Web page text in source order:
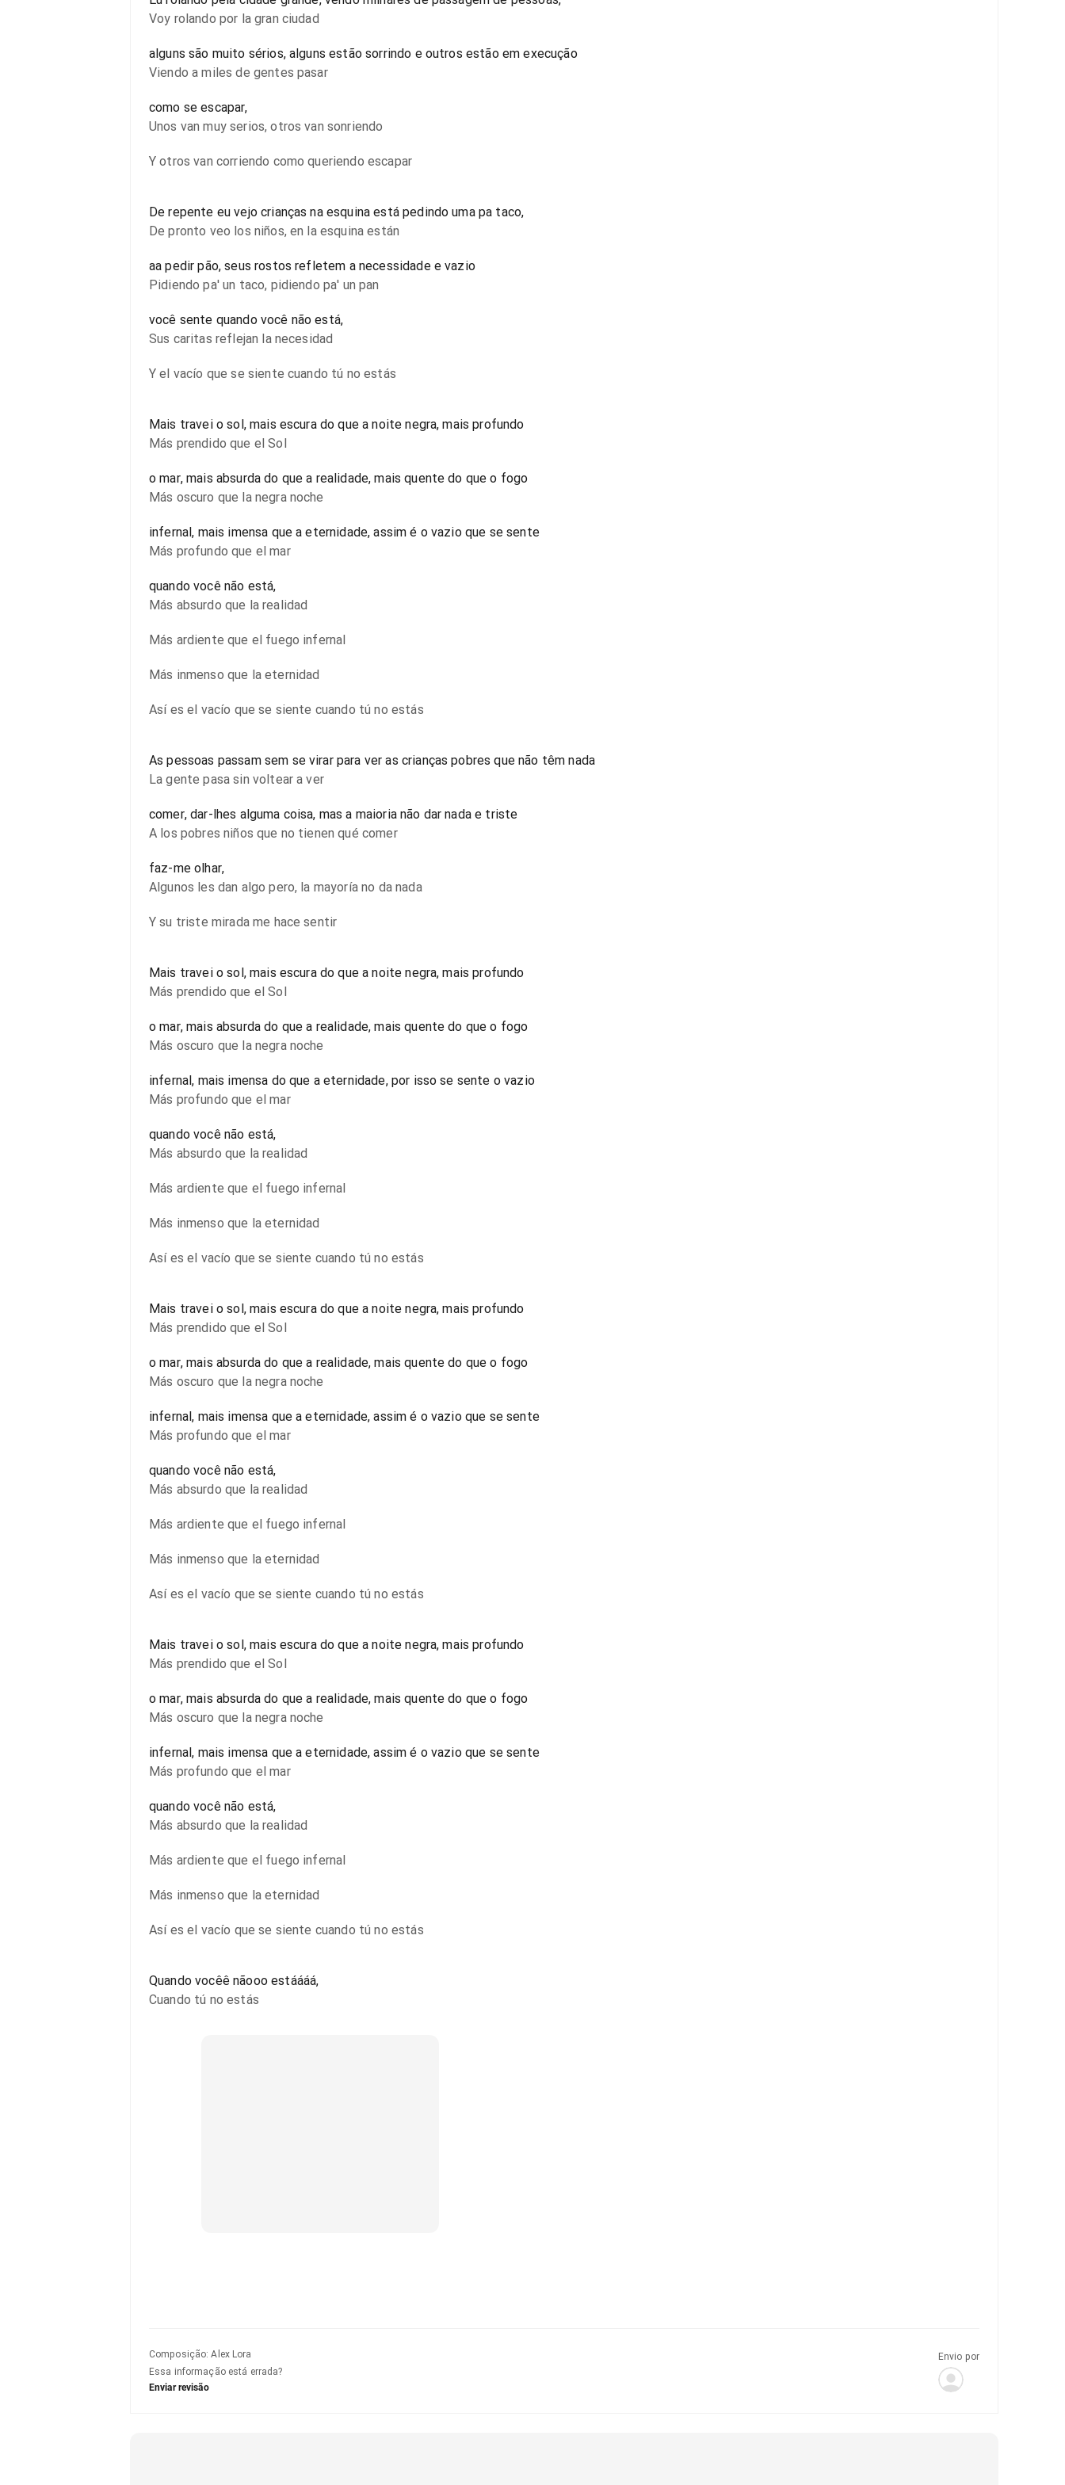
Voy rolando por la gran ciudad
alguns são muito sérios, alguns estão sorrindo e outros estão em execução
Viendo a miles de gentes pasar
como se escapar,
Unos van muy serios, otros van sonriendo
Y otros van corriendo como queriendo escapar
De repente eu vejo crianças na esquina está pedindo uma pa taco,
De pronto veo los niños, en la esquina están
aa pedir pão, seus rostos refletem a necessidade e vazio
Pidiendo pa' un taco, pidiendo pa' un pan
você sente quando você não está,
Sus caritas reflejan la necesidad
Y el vacío que se siente cuando tú no estás
Mais travei o sol, mais escura do que a noite negra, mais profundo
Más prendido que el Sol
o mar, mais absurda do que a realidade, mais quente do que o fogo
Más oscuro que la negra noche
infernal, mais imensa que a eternidade, assim é o vazio que se sente
Más profundo que el mar
quando você não está,
Más absurdo que la realidad
Más ardiente que el fuego infernal
Más inmenso que la eternidad
Así es el vacío que se siente cuando tú no estás
As pessoas passam sem se virar para ver as crianças pobres que não têm nada
La gente pasa sin voltear a ver
comer, dar-lhes alguma coisa, mas a maioria não dar nada e triste
A los pobres niños que no tienen qué comer
faz-me olhar,
Algunos les dan algo pero, la mayoría no da nada
Y su triste mirada me hace sentir
Mais travei o sol, mais escura do que a noite negra, mais profundo
Más prendido que el Sol
o mar, mais absurda do que a realidade, mais quente do que o fogo
Más oscuro que la negra noche
infernal, mais imensa do que a eternidade, por isso se sente o vazio
Más profundo que el mar
quando você não está,
Más absurdo que la realidad
Más ardiente que el fuego infernal
Más inmenso que la eternidad
Así es el vacío que se siente cuando tú no estás
Mais travei o sol, mais escura do que a noite negra, mais profundo
Más prendido que el Sol
o mar, mais absurda do que a realidade, mais quente do que o fogo
Más oscuro que la negra noche
infernal, mais imensa que a eternidade, assim é o vazio que se sente
Más profundo que el mar
quando você não está,
Más absurdo que la realidad
Más ardiente que el fuego infernal
Más inmenso que la eternidad
Así es el vacío que se siente cuando tú no estás
Mais travei o sol, mais escura do que a noite negra, mais profundo
Más prendido que el Sol
o mar, mais absurda do que a realidade, mais quente do que o fogo
Más oscuro que la negra noche
infernal, mais imensa que a eternidade, assim é o vazio que se sente
Más profundo que el mar
quando você não está,
Más absurdo que la realidad
Más ardiente que el fuego infernal
Más inmenso que la eternidad
Así es el vacío que se siente cuando tú no estás
Quando vocêê nãooo estáááá,
Cuando tú no estás
Composição:Alex Lora
Essa informação está errada?
Enviar revisão
Envio por